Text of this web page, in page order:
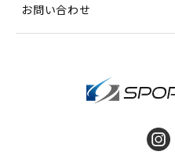
お問い合わせ